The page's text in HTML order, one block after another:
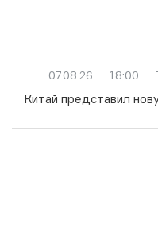
07.08.26 18:00
Китай представил